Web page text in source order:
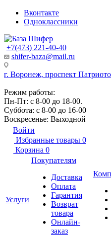
Вконтакте
Одноклассники
+7(473) 221-40-40
shifer-baza@mail.ru
г. Воронеж, проспект
Режим работы:
Пн-Пт: с 8-00 до 18-00.
Суббота: с 8-00 до 16-00
Воскресенье: Выходной
Войти
Избранные товары 0
Корзина 0
Услуги
Покупателям
Доставка
Оплата
Гарантия
Возврат
товара
Онлайн-
заказ